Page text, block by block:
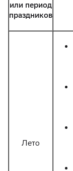
или период
праздников
Лето